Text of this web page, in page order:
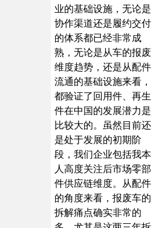
业的基础设施，无论是
协作渠道还是履约交付
的体系都已经非常成
熟，无论是从车的报废
维度趋势，还是从配件
流通的基础设施来看，
都验证了回用件、再生
件在中国的发展潜力是
比较大的。虽然目前还
是处于发展的初期阶
段，我们企业包括我本
人高度关注后市场零部
件供应链维度。从配件
的角度来看，报废车的
拆解痛点确实非常的